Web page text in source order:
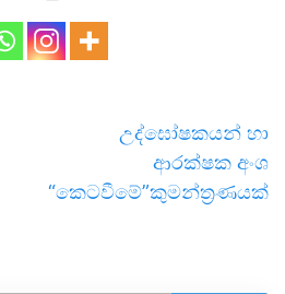
උද්ඝෝෂකයන් හා
ආරක්ෂක අංශ
“කෙටවීමේ”කුමන්ත්‍රණයක්